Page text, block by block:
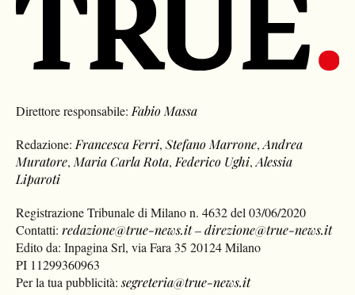
Direttore responsabile: Fabio Massa
Redazione: Francesca Ferri,Stefano Marrone,Andrea
Muratore, Maria Carla Rota, Federico Ughi,Alessia
Liparoti
Registrazione Tribunale di Milano n. 4632 del 03/06/2020
Contatti:redazione@true-news.it–direzione@true-news.it
Edito da: Inpagina Srl, via Fara 35 20124 Milano
PI 11299360963
Per la tua pubblicità:segreteria@true-news.it